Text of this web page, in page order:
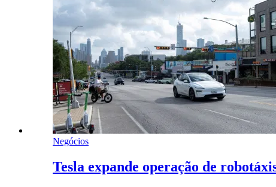
Negócios
Tesla expande operação de